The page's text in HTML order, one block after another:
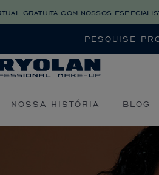
gratuita com nossos
NOSSA HISTÓRIA BLOG